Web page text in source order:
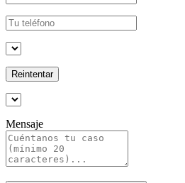
Reintentar
Mensaje